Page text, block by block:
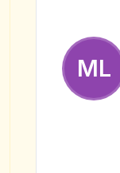
ML